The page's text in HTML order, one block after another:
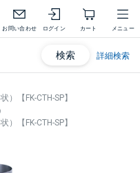
お問い合わせ ログイン カート メニュー
検索 詳細検索
【FK-CTH-SP】
【FK-CTH-SP】